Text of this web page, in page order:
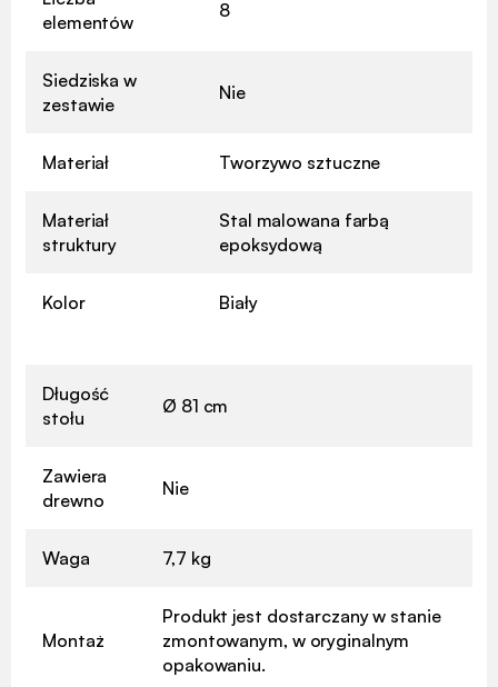
elementów
8
Siedziska w
zestawie
Nie
Materiał Tworzywo sztuczne
Materiał
struktury
Stal malowana farbą
epoksydową
Kolor Biały
Długość
stołu
Ø 81 cm
Zawiera
drewno
Nie
Waga 7,7 kg
Montaż
Produkt jest dostarczany w stanie
zmontowanym, w oryginalnym
opakowaniu.